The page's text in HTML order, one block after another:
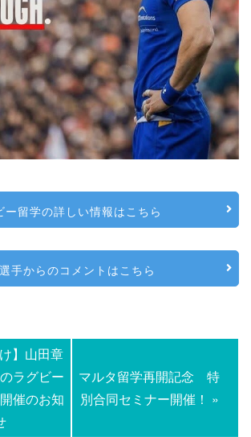
ー留学の詳しい情報はこちら
手からのコメントはこちら
】山田章
ラグビー
催のお知
マルタ留学再開記念 特
別合同セミナー開催！ »